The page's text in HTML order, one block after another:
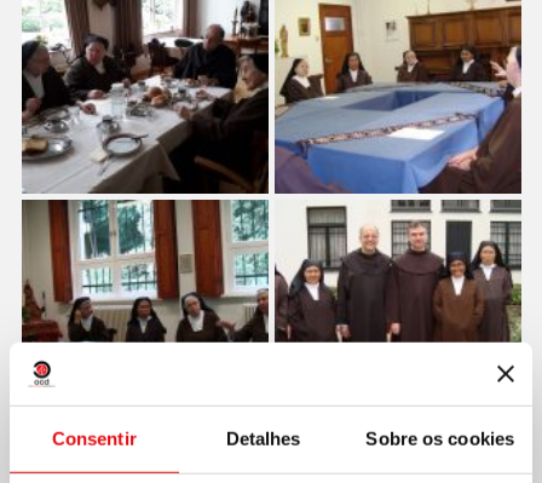
Consentir Detalhes Sobre os cookies